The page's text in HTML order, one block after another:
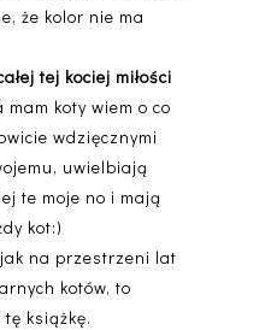
że kolor nie ma
tej kociej miłości
mam koty wiem o co
wdzięcznymi
uwielbiają
te moje no i mają
kot:)
na przestrzeni lat
kotów, to
książkę.